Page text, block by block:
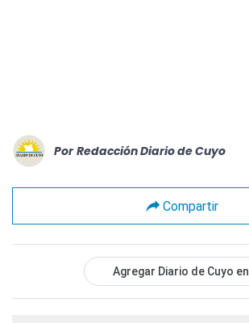
Por Redacción Diario de Cuyo
Compartir
Agregar Diario de Cuyo en